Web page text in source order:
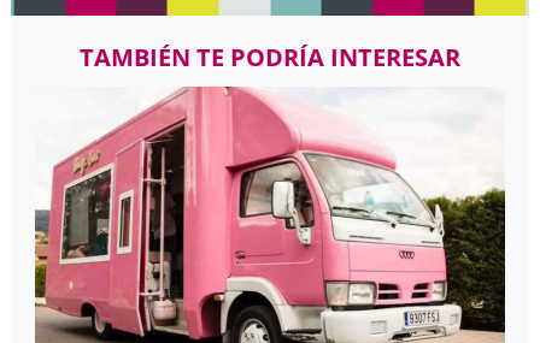
TAMBIÉN TE PODRÍA INTERESAR